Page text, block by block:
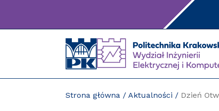
Strona główna /Aktualności / Dzień